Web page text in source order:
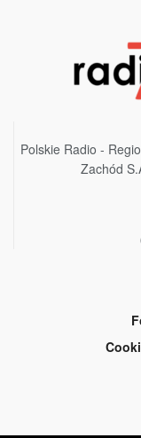
Polskie Radio -
Zachód